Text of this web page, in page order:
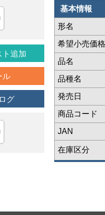
ト追加
ル
グ
基本情報
形名
希望小売価格
品名
品種名
発売日
商品コード
JAN
在庫区分